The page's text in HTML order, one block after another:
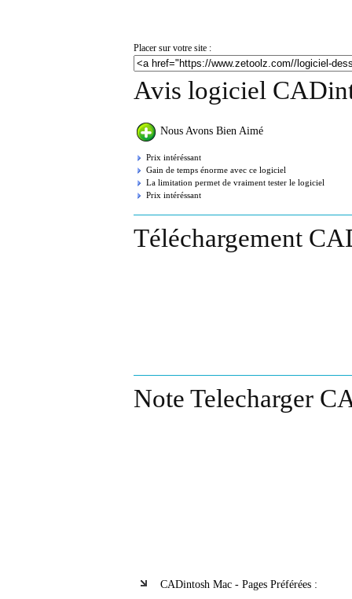
Placer sur votre site :
Avis logiciel
Nous Avons Bien Aimé
Prix intéréssant
Gain de temps énorme avec ce logiciel
La limitation permet de vraiment tester le logiciel
Prix intéréssant
Téléchargement
Note Telecharger
CADintosh Mac - Pages Préférées :